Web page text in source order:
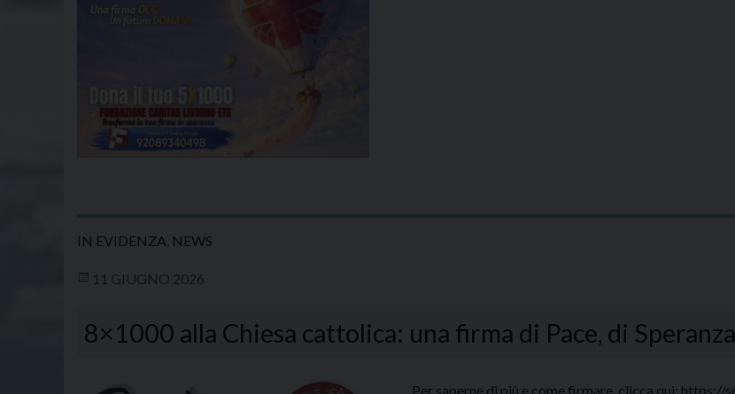
IN EVIDENZA NEWS
11 GIUGNO 2026
8×1000 alla Chiesa cattolica: una firma di Pace, di
Per saperne di più e come firmare, clicca qui: